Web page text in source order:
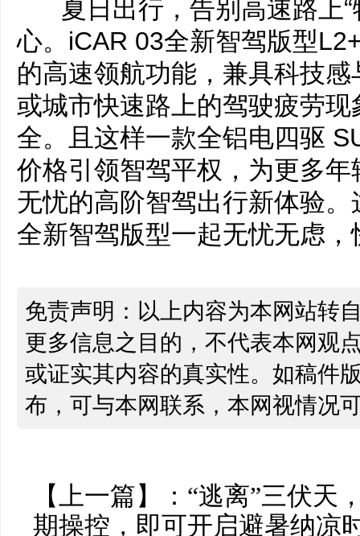
夏日出行，告别高速路上
心。iCAR 03全新智驾版型
的高速领航功能，兼具科技
或城市快速路上的驾驶疲劳
全。且这样一款全铝电四驱
价格引领智驾平权，为更多
无忧的高阶智驾出行新体验
全新智驾版型一起无忧无虑，
免责声明：以上内容为本网站转
更多信息之目的，不代表本网观
或证实其内容的真实性。如稿件
布，可与本网联系，本网视情况
【上一篇】： “逃离”三伏天
期操控，即可开启避暑纳凉